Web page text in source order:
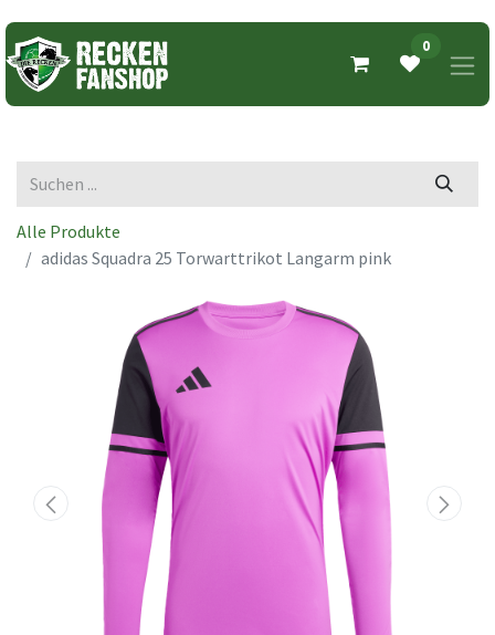
0
Alle Produkte
adidas Squadra 25 Torwarttrikot Langarm pink